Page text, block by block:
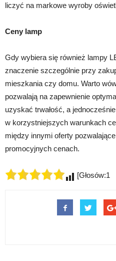
liczyć na markowe wyroby
Ceny lamp
Gdy wybiera się również lampy
znaczenie szczególnie przy
mieszkania czy domu. Warto
pozwalają na zapewnienie
uzyskać trwałość, a
w korzystniejszych warunkach
między innymi oferty
promocyjnych cenach.
[Głosów:1